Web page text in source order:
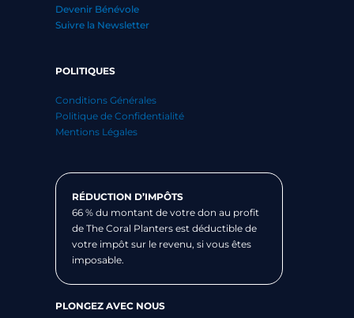
Devenir Bénévole
Suivre la Newsletter
POLITIQUES
Conditions Générales
Politique de Confidentialité
Mentions Légales
RÉDUCTION D’IMPÔTS
66 % du montant de votre don au profit
de The Coral Planters est déductible de
votre impôt sur le revenu, si vous êtes
imposable.
PLONGEZ AVEC NOUS